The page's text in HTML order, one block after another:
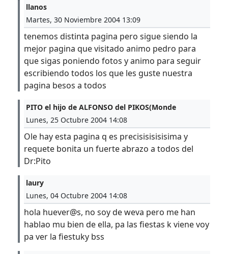
llanos
Martes, 30 Noviembre 2004 13:09
tenemos distinta pagina pero sigue siendo la
mejor pagina que visitado animo pedro para
que sigas poniendo fotos y animo para seguir
escribiendo todos los que les guste nuestra
pagina besos a todos
PITO el hijo de ALFONSO del PIKOS(Monde
Lunes, 25 Octubre 2004 14:08
Ole hay esta pagina q es precisisisisisima y
requete bonita un fuerte abrazo a todos del
Dr:Pito
laury
Lunes, 04 Octubre 2004 14:08
hola huever@s, no soy de weva pero me han
hablao mu bien de ella, pa las fiestas k viene voy
pa ver la fiestuky bss